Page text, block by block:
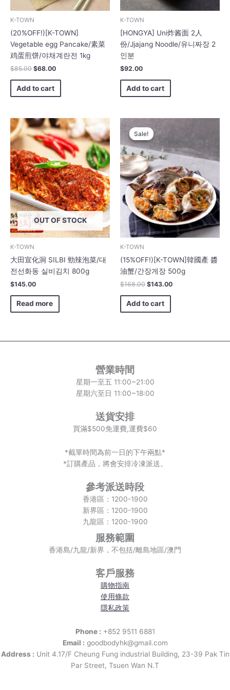
K-TOWN
(20%OFF!)[K-TOWN]
Vegetable egg Pancake/素菜
鸡蛋煎饼/야채계란전 1kg
$85.00 $68.00
Add to cart
K-TOWN
[HONGYA] Uni炸酱面 2人
份/Jjajang Noodle/유니짜장 2
인분
$92.00
Add to cart
OUT OF STOCK
K-TOWN
大田宣化洞 SILBI 勁辣泡菜/대
전선화동 실비김치 800g
$145.00
Read more
Sale!
Sale!
K-TOWN
(15%OFF!)[K-TOWN]韓國產 醬
油蟹/간장게장 500g
$168.00
price
was:
$168.00.
$143.00
$143.00.
Add to cart
營業時間
星期一至五 11:00~21:00
星期六至日 11:00~18:00
送貨安排
買滿$500免運費,運費$60
*截單時間為前一日的下午兩點*
*訂購產品，將會安排冷凍派送。
參考派送時段
香港區：1200-1900
新界區：1200-1900
九龍區：1200-1900
服務範圍
香港島/九龍/新界，不包括/離島地區/澳門
客戶服務
購物指南
使用條款
隱私政策
Phone : +852 9511 6881
Email : goodbodyhk@gmail.com
Address : Unit 4.17/F Cheung Fung industrial Building, 23-39 Pak Tin
Par Street, Tsuen Wan N.T